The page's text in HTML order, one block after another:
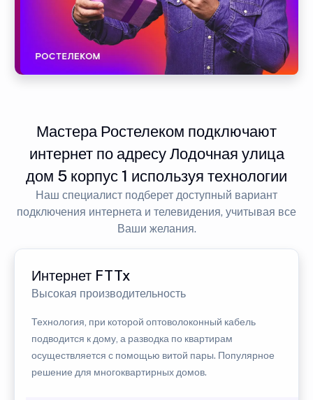
Мастера Ростелеком подключают
интернет по адресу Лодочная улица
дом 5 корпус 1 используя технологии
Наш специалист подберет доступный вариант
подключения интернета и телевидения, учитывая все
Ваши желания.
Интернет FTTx
Высокая производительность
Технология, при которой оптоволоконный кабель
подводится к дому, а разводка по квартирам
осуществляется с помощью витой пары. Популярное
решение для многоквартирных домов.